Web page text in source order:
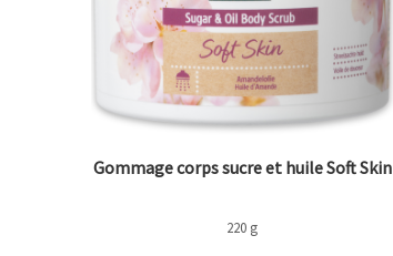
Gommage corps sucre et huile Soft Skin
220 g